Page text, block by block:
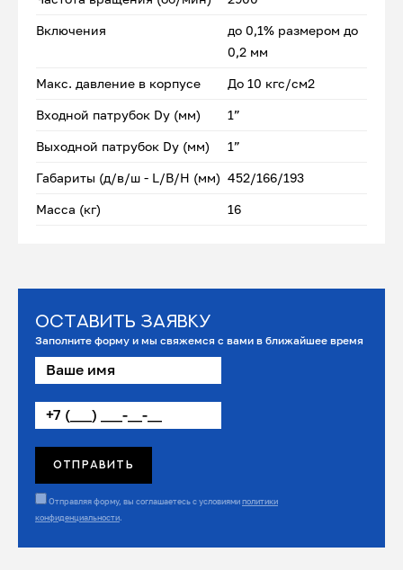
Включения
до 0,1% размером до
0,2 мм
Макс. давление в корпусе До 10 кгс/см2
Входной патрубок Dу (мм) 1”
Выходной патрубок Dу (мм) 1”
Габариты (д/в/ш - L/B/H (мм) 452/166/193
Масса (кг) 16
Оставить заявку
Заполните форму и мы свяжемся с вами в ближайшее время
Отправляя форму, вы соглашаетесь с условиямиполитики
конфиденциальности.